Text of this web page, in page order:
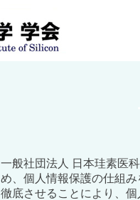
一般社団法人 日本珪素医
め、個人情報保護の仕組
徹底させることにより、個